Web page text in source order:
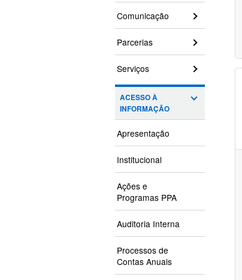
Comunicação
Parcerias
Serviços
ACESSO À
INFORMAÇÃO
Apresentação
Institucional
Ações e
Programas PPA
Auditoria Interna
Processos de
Contas Anuais